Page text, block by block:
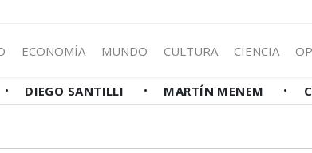
ECONOMÍA MUNDO CULTURA CIENCIA
DIEGO SANTILLI MARTÍN MENEM